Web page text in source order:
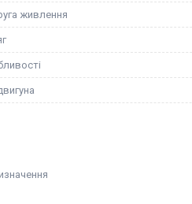
живлення